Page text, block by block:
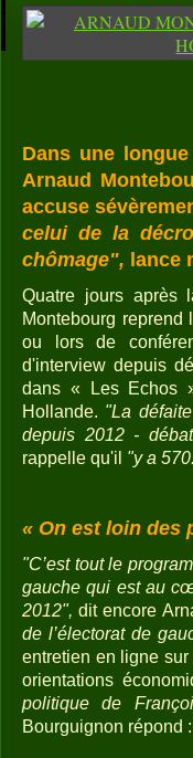
Dans une
Arnaud
accuse
celui de la
chômage", lance
Quatre jours après
Montebourg
ou lors de
d'interview depuis
dans « Les Echos
Hollande. "La
depuis 2012 -
rappelle qu'il "y a
« On est loin des
"C’est tout le
gauche qui est au
2012", dit encore
de l’électorat de
entretien en ligne
orientations
politique de
Bourguignon répond :